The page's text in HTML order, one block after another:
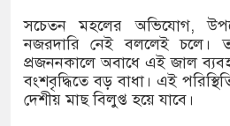
সচেতন মহলের অভিযোগ,
নজরদারি নেই বললেই চলে।
প্রজননকালে অবাধে এই জাল
বংশবৃদ্ধিতে বড় বাধা। এই
দেশীয় মাছ বিলুপ্ত হয়ে যাবে।